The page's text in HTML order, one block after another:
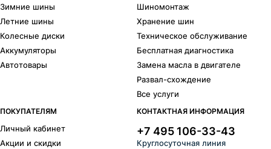
Зимние шины
Летние шины
Колесные диски
Аккумуляторы
Автотовары
Шиномонтаж
Хранение шин
Техническое обслуживание
Бесплатная диагностика
Замена масла в двигателе
Развал-схождение
Все услуги
ПОКУПАТЕЛЯМ
Личный кабинет
Акции и скидки
КОНТАКТНАЯ ИНФОРМАЦИЯ
+7 495 106-33-43
Круглосуточная линия